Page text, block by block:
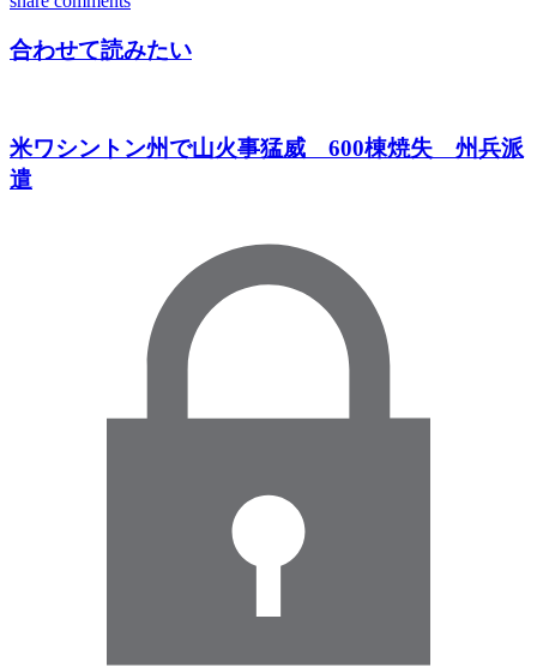
合わせて読みたい
米ワシントン州で山火事猛威 600棟焼失 州兵派
遣